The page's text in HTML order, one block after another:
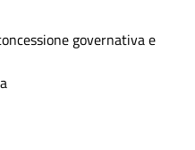
governativa e